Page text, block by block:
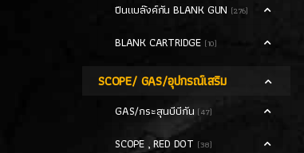
ปืนแบล๊งค์กัน BLANK GUN (276)
BLANK CARTRIDGE (10)
SCOPE/ GAS/อุปกรณ์เสริม
GAS/กระสุนบีบีกัน (47)
SCOPE , RED DOT (38)